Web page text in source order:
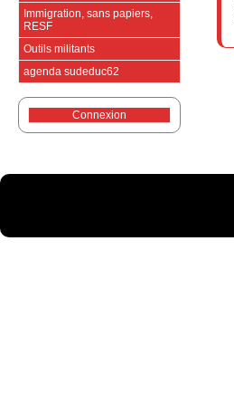
Immigration, sans papiers,
RESF
Outils militants
agenda sudeduc62
Connexion